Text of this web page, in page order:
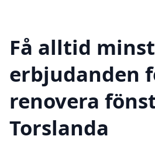
Få alltid
erbjudanden
renovera
Torslanda